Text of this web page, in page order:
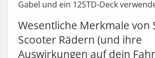
Gabel und ein 12STD-Deck
Wesentliche Merkmale von
Scooter Rädern (und ihre
Auswirkungen auf dein